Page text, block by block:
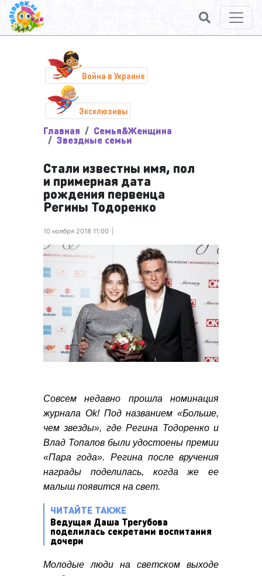
Война в Украине
Эксклюзивы
Главная Семья&Женщина
Звездные семьи
Стали известны имя, пол
и примерная дата
рождения первенца
Регины Тодоренко
10 ноября 2018 11:00
Совсем недавно прошла номинация
журнала Оk! Под названием «Больше,
чем звезды», где Регина Тодоренко и
Влад Топалов были удостоены премии
«Пара года». Регина после вручения
награды поделилась, когда же ее
малыш появится на свет.
ЧИТАЙТЕ ТАКЖЕ
Ведущая Даша Трегубова
поделилась секретами воспитания
дочери
Молодые люди на светском выходе